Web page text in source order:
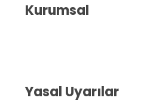
Kurumsal
Yasal Uyarılar